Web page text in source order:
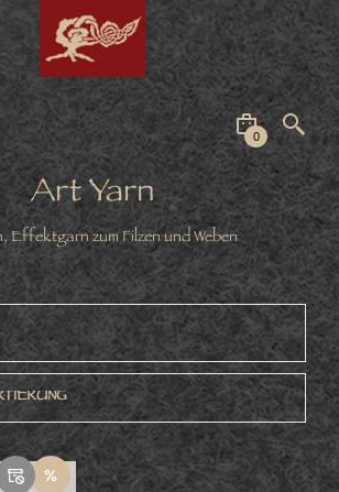
0
Art Yarn
Effektgarn zum Filzen und Weben